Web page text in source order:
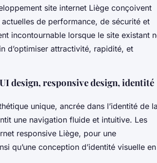
site internet Liège conçoivent
de performance, de sécurité et
incontournable lorsque le site existant
d’optimiser attractivité, rapidité, et
design, responsive design, identité
unique, ancrée dans l’identité de
une navigation fluide et intuitive. Les
responsive Liège, pour une
qu’une conception d’identité visuelle en